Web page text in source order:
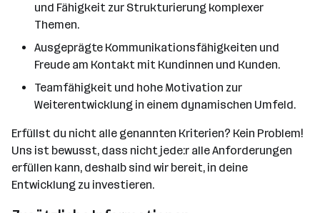
und Fähigkeit zur Strukturierung komplexer
Themen.
Ausgeprägte Kommunikationsfähigkeiten und
Freude am Kontakt mit Kundinnen und Kunden.
Teamfähigkeit und hohe Motivation zur
Weiterentwicklung in einem dynamischen Umfeld.
Erfüllst du nicht alle genannten Kriterien? Kein Problem!
Uns ist bewusst, dass nicht jede:r alle Anforderungen
erfüllen kann, deshalb sind wir bereit, in deine
Entwicklung zu investieren.